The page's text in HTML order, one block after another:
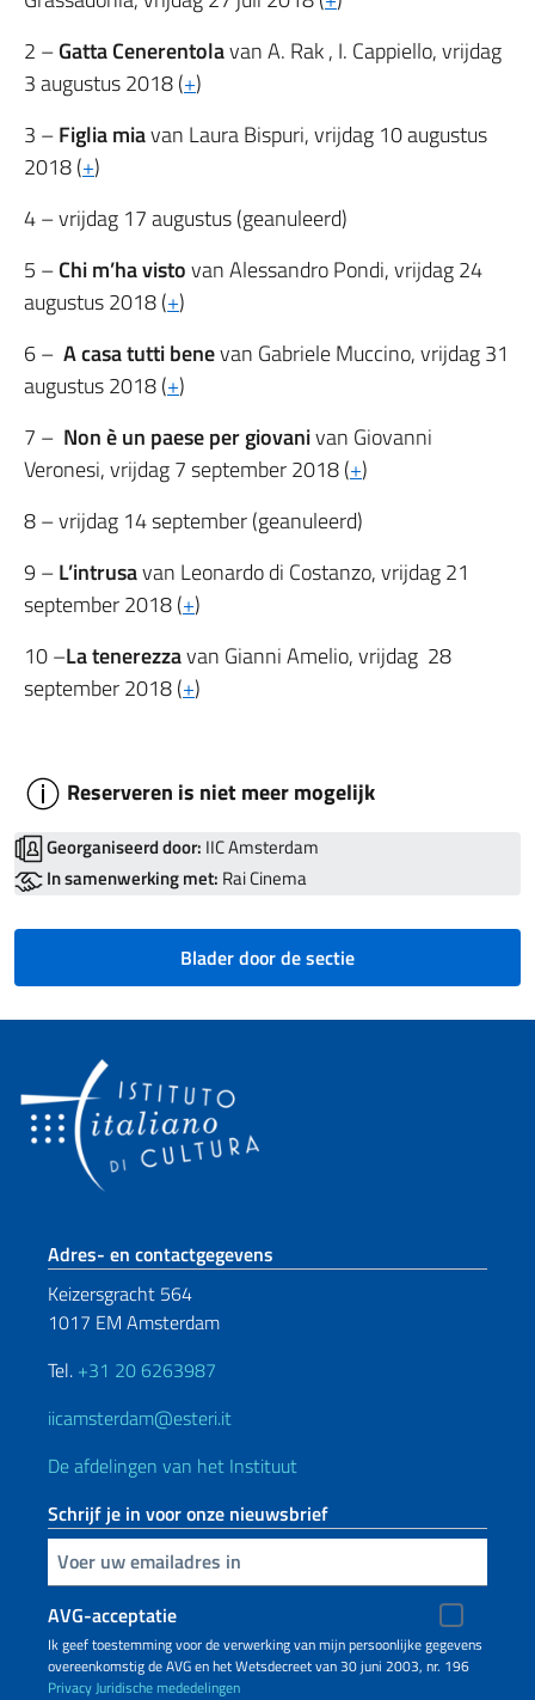
2 –Gatta Cenerentolavan A. Rak , I. Cappiello, vrijdag
3 augustus 2018 (+)
3 –Figlia miavan Laura Bispuri, vrijdag 10 augustus
2018 (+)
4 – vrijdag 17 augustus (geanuleerd)
5 –Chi m’ha vistovan Alessandro Pondi, vrijdag 24
augustus 2018 (+)
6 – A casa tutti benevan Gabriele Muccino, vrijdag 31
augustus 2018 (+)
7 – Non è un paese per giovanivan Giovanni
Veronesi, vrijdag 7 september 2018 (+)
8 – vrijdag 14 september (geanuleerd)
9 –L’intrusavan Leonardo di Costanzo, vrijdag 21
september 2018 (+)
10 –La tenerezzavan Gianni Amelio, vrijdag 28
september 2018 (+)
Reserveren is niet meer mogelijk
Georganiseerd door: IIC Amsterdam
In samenwerking met: Rai Cinema
Blader door de sectie
Voetregel sectie
Adres- en contactgegevens
Keizersgracht 564
1017 EM Amsterdam
Tel. +31 20 6263987
iicamsterdam@esteri.it
De afdelingen van het Instituut
Schrijf je in voor onze nieuwsbrief
Voer uw e-mailadres in
AVG-acceptatie
Ik geef toestemming voor de verwerking van mijn persoonlijke gegevens
overeenkomstig de AVG en het Wetsdecreet van 30 juni 2003, nr. 196
Privacy Juridische mededelingen